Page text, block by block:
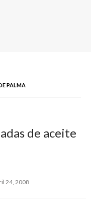
PALMA
de aceite
24, 2008